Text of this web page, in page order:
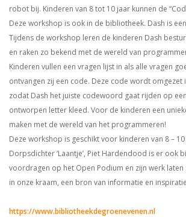
robot bij. Kinderen van 8 tot 10 jaar kunnen de
Deze workshop is ook in de bibliotheek. Dash is
Tijdens de workshop leren de kinderen Dash
en raken zo bekend met de wereld van
Kinderen vullen een vragen lijst in als alle vragen
ontvangen zij een code. Deze code wordt
zodat Dash het juiste codewoord gaat rijden op
ontworpen letter kleed. Voor de kinderen een
maken met de wereld van het programmeren!
Deze workshop is geschikt voor kinderen van 8 –
Dorpsdichter ‘Laantje’, Piet Hardendood is er ook
voordragen op het Open Podium en zijn werk laten
in onze kraam, een bron van informatie en
https://www.bibliotheekdegroenevenen.nl